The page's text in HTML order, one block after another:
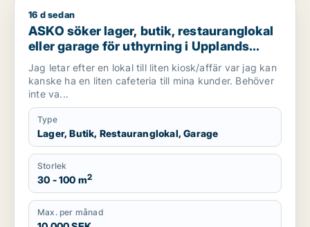
ASKO söker lager, butik, restauranglokal eller garage för
16 d sedan
ASKO söker lager, butik, restauranglokal
eller garage för uthyrning i Upplands
Väsby, Vallentuna eller Järfälla m.fl.
Jag letar efter en lokal till liten kiosk/affär var jag kan
kanske ha en liten cafeteria till mina kunder. Behöver
inte va...
Type
Lager, Butik, Restauranglokal, Garage
Storlek
30 - 100 m2
Max. per månad